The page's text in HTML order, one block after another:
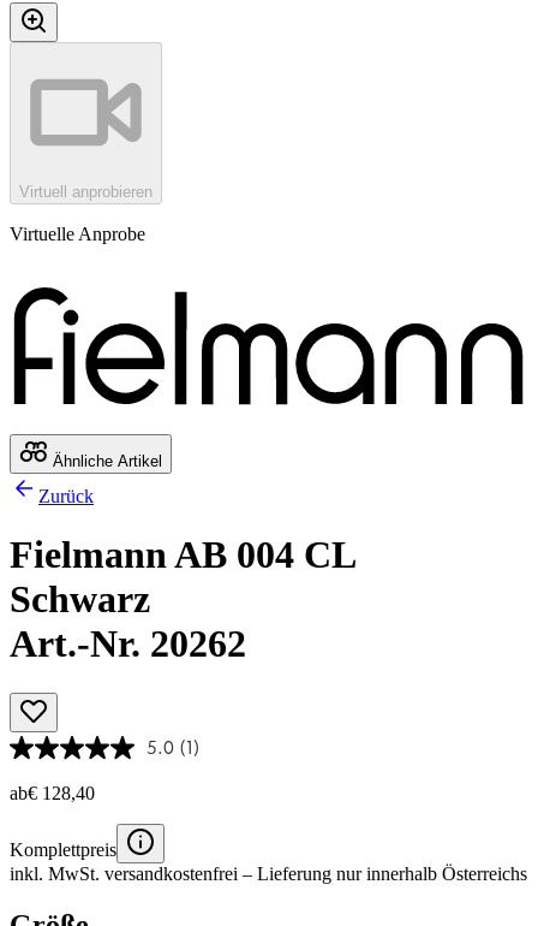
Virtuell anprobieren
Virtuelle Anprobe
Ähnliche Artikel
Zurück
Fielmann AB 004 CL
Schwarz
Art.-Nr. 20262
5.0 (1)
ab€ 128,40
Komplettpreis
inkl. MwSt. versandkostenfrei – Lieferung nur innerhalb Österreichs